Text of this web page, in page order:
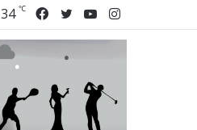
Instagram
YouTube
Twitter
Facebook
34 ℃